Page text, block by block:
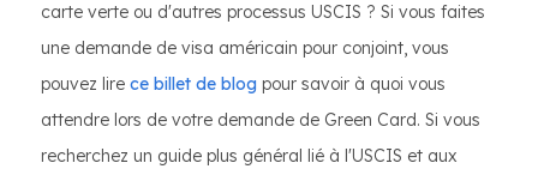
carte verte ou d'autres processus USCIS ? Si vous faites
une demande de visa américain pour conjoint, vous
pouvez lire ce billet de blog pour savoir à quoi vous
attendre lors de votre demande de Green Card. Si vous
recherchez un guide plus général lié à l'USCIS et aux